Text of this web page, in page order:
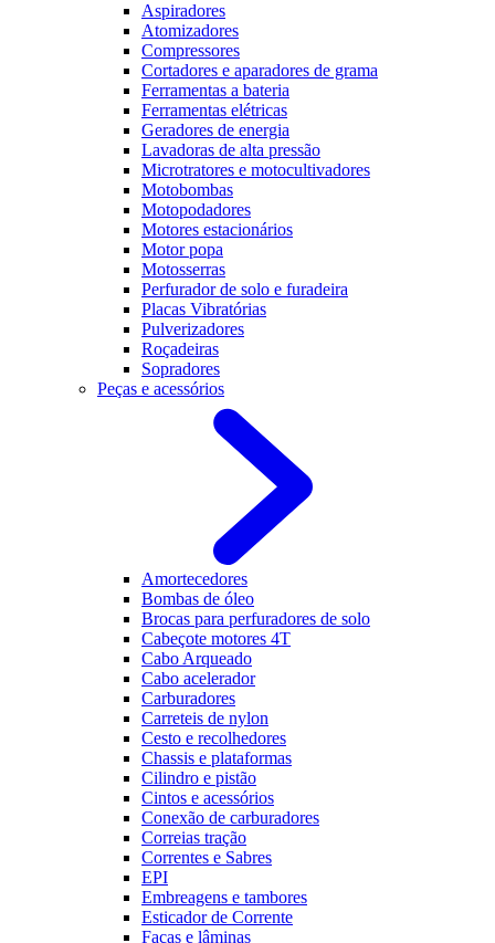
Aspiradores
Atomizadores
Compressores
Cortadores e aparadores de grama
Ferramentas a bateria
Ferramentas elétricas
Geradores de energia
Lavadoras de alta pressão
Microtratores e motocultivadores
Motobombas
Motopodadores
Motores estacionários
Motor popa
Motosserras
Perfurador de solo e furadeira
Placas Vibratórias
Pulverizadores
Roçadeiras
Sopradores
Peças e acessórios
Amortecedores
Bombas de óleo
Brocas para perfuradores de solo
Cabeçote motores 4T
Cabo Arqueado
Cabo acelerador
Carburadores
Carreteis de nylon
Cesto e recolhedores
Chassis e plataformas
Cilindro e pistão
Cintos e acessórios
Conexão de carburadores
Correias tração
Correntes e Sabres
EPI
Embreagens e tambores
Esticador de Corrente
Facas e lâminas